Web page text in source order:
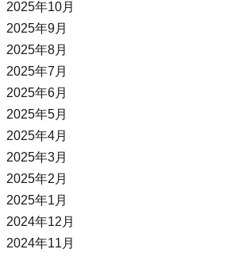
2025年10月
2025年9月
2025年8月
2025年7月
2025年6月
2025年5月
2025年4月
2025年3月
2025年2月
2025年1月
2024年12月
2024年11月